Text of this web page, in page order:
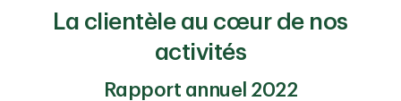
La clientèle au cœur de nos
activités
Rapport annuel 2022